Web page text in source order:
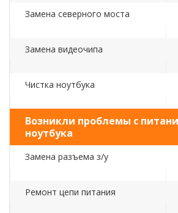
Замена северного моста
Замена видеочипа
Чистка ноутбука
Возникли проблемы с
ноутбука
Замена разъема з/у
Ремонт цепи питания